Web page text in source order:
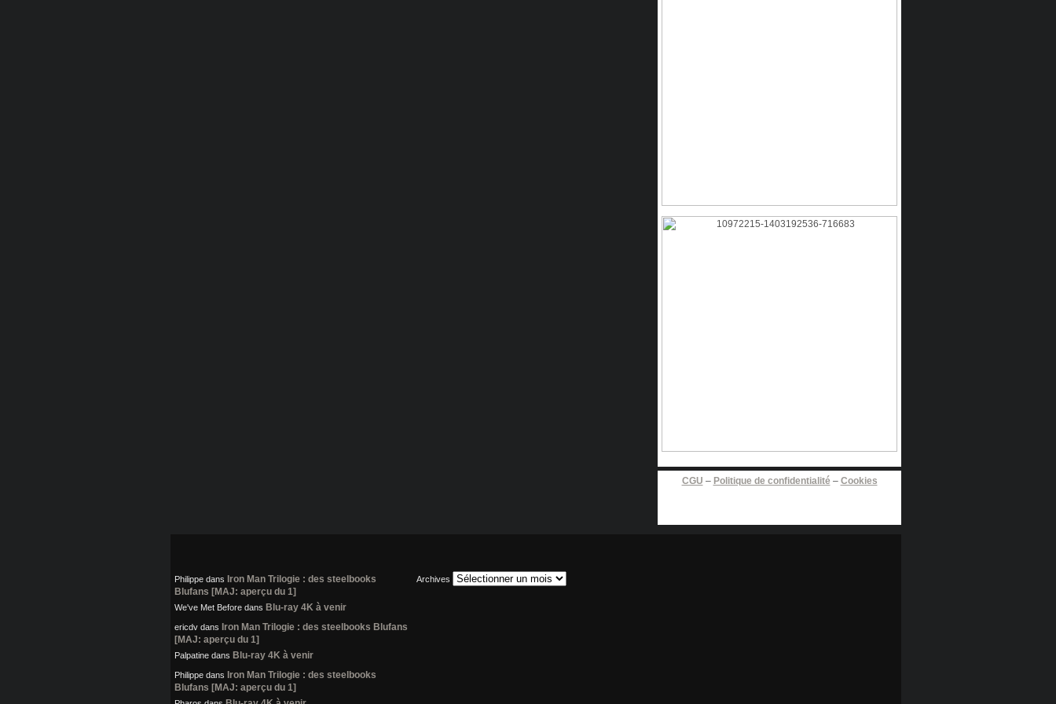
CGU – Politique de confidentialité – Cookies
Philippe dans Iron Man Trilogie : des steelbooks
Blufans [MAJ: aperçu du 1]
We've Met Before dans Blu-ray 4K à venir
ericdv dans Iron Man Trilogie : des steelbooks Blufans
[MAJ: aperçu du 1]
Palpatine dans Blu-ray 4K à venir
Philippe dans Iron Man Trilogie : des steelbooks
Blufans [MAJ: aperçu du 1]
Archives